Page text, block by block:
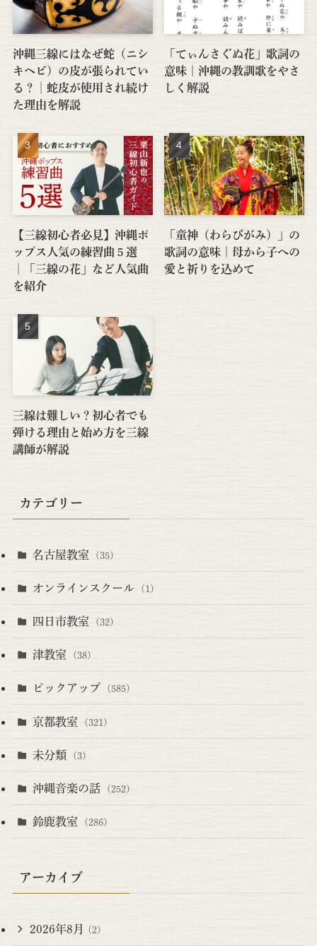
沖縄三線にはなぜ蛇（ニシ
キヘビ）の皮が張られてい
る？│蛇皮が使用され続け
た理由を解説
「てぃんさぐぬ花」歌詞の
意味｜沖縄の教訓歌をやさ
しく解説
【三線初心者必見】沖縄ポ
ップス人気の練習曲５選
│「三線の花」など人気曲
を紹介
「童神（わらびがみ）」の
歌詞の意味｜母から子への
愛と祈りを込めて
三線は難しい？初心者でも
弾ける理由と始め方を三線
講師が解説
カテゴリー
名古屋教室 (35)
オンラインスクール (1)
四日市教室 (32)
津教室 (38)
ピックアップ (585)
京都教室 (321)
未分類 (3)
沖縄音楽の話 (252)
鈴鹿教室 (286)
アーカイブ
2026年8月 (2)